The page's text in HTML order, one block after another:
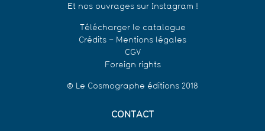
Et nos ouvrages sur Instagram !
Télécharger le catalogue
Crédits – Mentions légales
CGV
Foreign rights
© Le Cosmographe éditions 2018
CONTACT